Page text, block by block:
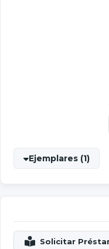
Ejemplares (1)